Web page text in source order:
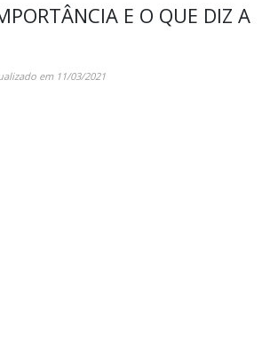
E O QUE DIZ A
em 11/03/2021